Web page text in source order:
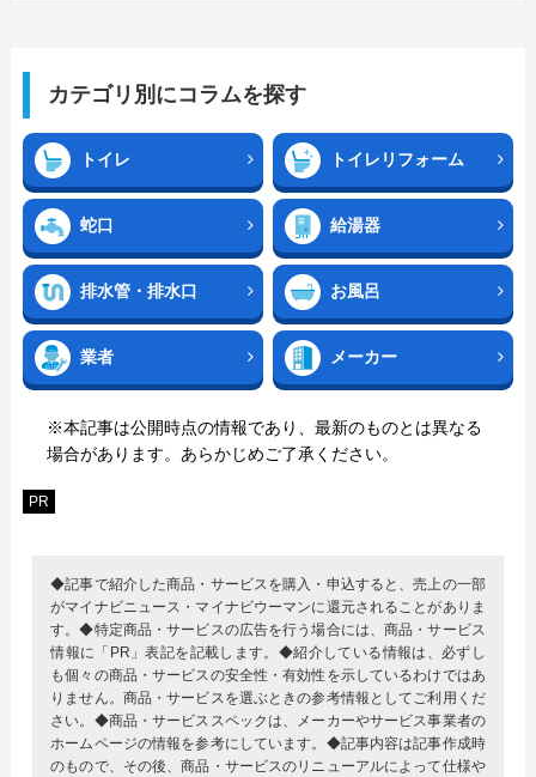
カテゴリ別にコラムを探す
トイレ トイレリフォーム
蛇口 給湯器
排水管・排水口 お風呂
業者 メーカー
※本記事は公開時点の情報であり、最新のものとは異なる
場合があります。あらかじめご了承ください。
PR
◆記事で紹介した商品・サービスを購入・申込すると、売上の一部
がマイナビニュース・マイナビウーマンに還元されることがありま
す。◆特定商品・サービスの広告を行う場合には、商品・サービス
情報に「PR」表記を記載します。◆紹介している情報は、必ずし
も個々の商品・サービスの安全性・有効性を示しているわけではあ
りません。商品・サービスを選ぶときの参考情報としてご利用くだ
さい。◆商品・サービススペックは、メーカーやサービス事業者の
ホームページの情報を参考にしています。◆記事内容は記事作成時
のもので、その後、商品・サービスのリニューアルによって仕様や